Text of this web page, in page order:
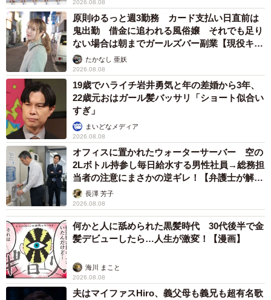
2026.08.08
原則ゆるっと週3勤務 カード支払い日直前は
鬼出勤 借金に追われる風俗嬢 それでも足り
ない場合は朝までガールズバー副業【現役キャ
ストに取材】
たかなし 亜妖
2026.08.08
19歳でハライチ岩井勇気と年の差婚から3年、
22歳元おはガール髪バッサリ「ショート似合い
すぎ」
まいどなメディア
2026.08.08
オフィスに置かれたウォーターサーバー 空の
2Lボトル持参し毎日給水する男性社員→総務担
当者の注意にまさかの逆ギレ！【弁護士が解
説】長澤 芳子
2026.08.08
何かと人に舐められた黒髪時代 30代後半で金
髪デビューしたら…人生が激変！【漫画】
海川 まこと
2026.08.08
夫はマイファスHiro、義父母も義兄も超有名歌